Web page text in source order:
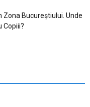
Zona Bucureştiului. Unde
Copiii?